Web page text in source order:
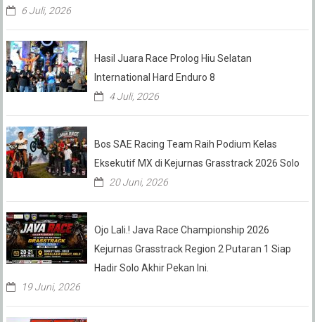
6 Juli, 2026
Hasil Juara Race Prolog Hiu Selatan
International Hard Enduro 8
4 Juli, 2026
Bos SAE Racing Team Raih Podium Kelas
Eksekutif MX di Kejurnas Grasstrack 2026 Solo
20 Juni, 2026
Ojo Lali.! Java Race Championship 2026
Kejurnas Grasstrack Region 2 Putaran 1 Siap
Hadir Solo Akhir Pekan Ini.
19 Juni, 2026